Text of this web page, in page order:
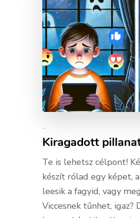
..
Kiragadott
Te is lehetsz célpont!
készít rólad egy képet,
leesik a fagyid, vagy
Viccesnek tűnhet, igaz?